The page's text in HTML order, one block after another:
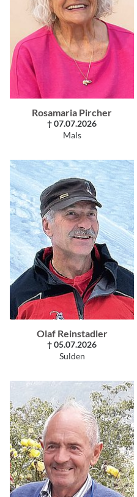
Rosamaria Pircher
† 07.07.2026
Mals
Olaf Reinstadler
† 05.07.2026
Sulden